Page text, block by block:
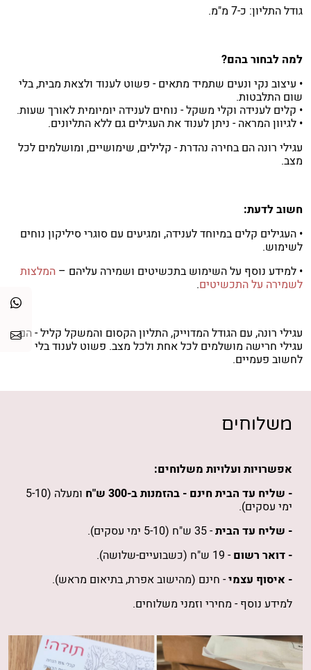
גודל התליון: כ-7 מ"מ.
למה לבחור בהם?
• עיצוב נקי ונעים שתמיד מתאים - פשוט לענוד ולצאת מבית, בלי
שום התלבטות.
• קלים לענידה וקלי משקל - נוחים לענידה יומיומית לאורך שעות.
• לגיוון המראה - ניתן לענוד את העגילים גם ללא התליונים.
עגילי רונה הם בחירה נהדרת - קלילים, שימושיים, ומושלמים לכל
מצב.
חשוב לדעת:
• העגילים קלים במיוחד לענידה, ומגיעים עם סוגרי סיליקון נוחים
לשימוש.
• למידע נוסף על השימוש בתכשיטים ושמירה עליהם – המלצות
לשמירה על התכשיטים.
עגילי רונה, עם הגודל המדוייק, התליון הקסום והמשקל קליל - הם
עגילי חרישה מושלמים לכל אחת ולכל מצב. פשוט לענוד בלי
לחשוב פעמיים.
משלוחים
אפשרויות ועלויות משלוחים:
- שליח עד הבית חינם - בהזמנותב-300 ש"ח ומעלה (5-10
ימי עסקים).
- שליח עד הבית- 35 ש"ח (5-10 ימי עסקים).
- דואר רשום- 19 ש"ח (כשבועיים-שלושה).
- איסוף עצמי- חינם (מהישוב אפרת, בתיאום מראש).
למידע נוסף - מחירי וזמני משלוחים.